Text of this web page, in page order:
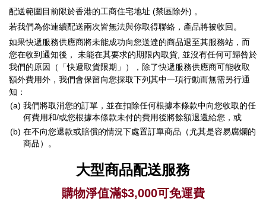
配送範圍目前限於香港的工商住宅地址 (禁區除外) 。
若我們為你連續配送兩次皆無法與你取得聯絡，產品將被收回。
如果快遞服務供應商將未能成功向您送達的商品退至其服務站，而
您在收到通知後， 未能在其要求的期限內取貨, 並沒有任何可歸咎於
我們的原因（「快遞取貨限期」），除了快遞服務供應商可能收取
額外費用外，我們會保留向您採取下列其中一項行動而無需另行通
知：
(a) 我們將取消您的訂單，並在扣除任何根據本條款中向您收取的任
何費用和/或您根據本條款未付的費用後將餘額退還給您，或
(b) 在不向您退款或賠償的情況下處置訂單商品（尤其是容易腐爛的
商品）。
大型商品配送服務
購物淨值滿$3,000可免運費